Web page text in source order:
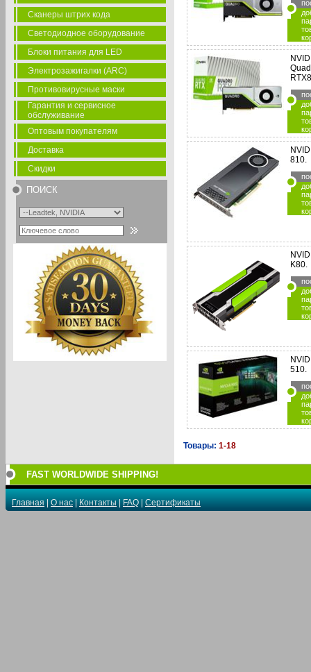
Сканеры штрих кода
Светодиодное оборудование
Блоки питания для LED
Электрозажигалки (ARC)
Противовирусные маски
Гарантия и сервисное
обслуживание
Оптовым покупателям
Доставка
Скидки
ПОИСК
810.
K80.
510.
Товары: 1-18
FAST WORLDWIDE SHIPPING!
Главная|О нас|Контакты|FAQ|Сертификаты